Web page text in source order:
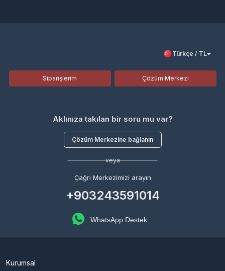
Türkçe / TL
Siparişlerim Çözüm Merkezi
Aklınıza takılan bir soru mu var?
Çözüm Merkezine bağlanın
veya
Çağrı Merkezimizi arayın
+903243591014
WhatsApp Destek
Kurumsal